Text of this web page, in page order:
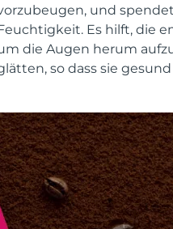
und
Es hilft, die
die Augen herum
so dass sie